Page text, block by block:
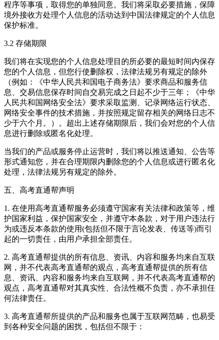
程序等事项，取得您的单独同意。我们将采取必要措施，保障
境外接收方处理个人信息的活动达到中国法律规定的个人信息
保护标准。
3.2 存储期限
我们将在实现您的个人信息处理目的所必要的最短时间内保存
您的个人信息，但您行使删除权，法律法规另有规定的除外
（例如：《中华人民共和国电子商务法》要求商品和服务信
息、交易信息保存时间自交易完成之日起不少于三年；《中华
人民共和国网络安全法》要求采取监测、记录网络运行状态、
网络安全事件的技术措施，并按照规定留存相关的网络日志不
少于六个月。）。超出上述存储期限后，我们会对您的个人信
息进行删除或匿名化处理。
当我们的产品或服务停止运营时，我们将以推送通知、公告等
形式通知您，并在合理期限内删除您的个人信息或进行匿名化
处理，法律法规另有规定的除外。
五、高考直通帮声明
1. 在使用高考直通帮服务必须遵守国家有关法律和政策等，维
护国家利益，保护国家安全，并遵守本条款，对于用户违法行
为或违反本条款的使用(包括但不限于言论发表、传送等)而引
起的一切责任，由用户承担全部责任。
2. 高考直通帮提供的所有信息、资讯、内容和服务均来自互联
网，并不代表高考直通帮的观点，高考直通帮提供的所有信
息、资讯、内容和服务均来自互联网，并不代表高考直通帮的
观点，高考直通帮对其真实性、合法性概不负责，亦不承担任
何法律责任。
3. 高考直通帮所提供的产品和服务也属于互联网范畴，也易受
到各种安全问题的困扰，包括但不限于：